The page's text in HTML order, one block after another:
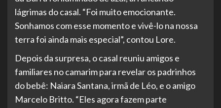
lágrimas do casal. “Foi muito emocionante.
Sonhamos com esse momento e vivê-lo na nossa
terra foi ainda mais especial”, contou Lore.
Depois da surpresa, o casal reuniu amigos e
familiares no camarim para revelar os padrinhos
do bebê: Naiara Santana, irmã de Léo, e o amigo
Marcelo Britto. “Eles agora fazem parte